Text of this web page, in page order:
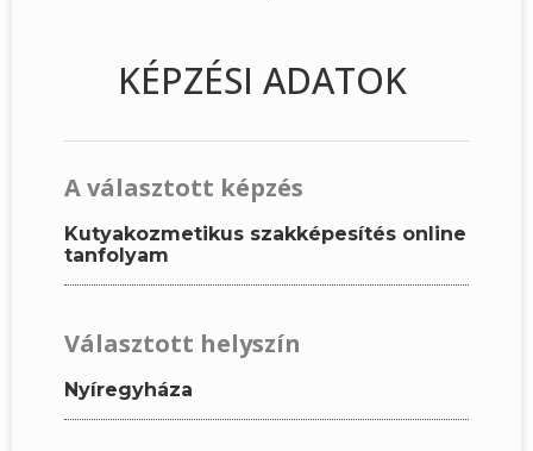
KÉPZÉSI ADATOK
A választott képzés
Kutyakozmetikus szakképesítés online
tanfolyam
Választott helyszín
Nyíregyháza